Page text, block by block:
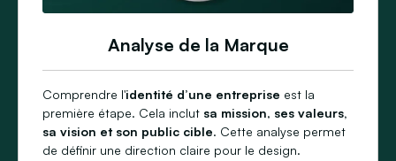
Analyse de la Marque
Comprendre l'identité d’une entreprise est la
première étape. Cela inclut sa mission, ses valeurs,
sa vision et son public cible. Cette analyse permet
de définir une direction claire pour le design.